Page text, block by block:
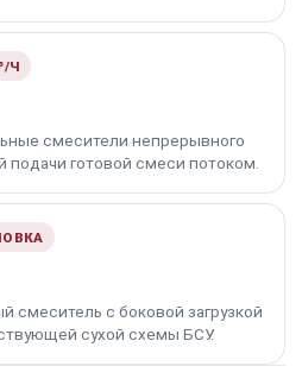
Ч
смесители непрерывного
подачи готовой смеси потоком.
смеситель с боковой загрузкой
сухой схемы БСУ.